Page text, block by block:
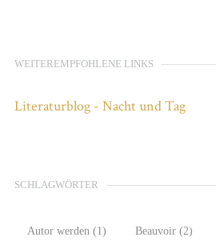
WEITEREMPFOHLENE LINKS
Literaturblog - Nacht und Tag
SCHLAGWÖRTER
Autor werden (1) Beauvoir (2)